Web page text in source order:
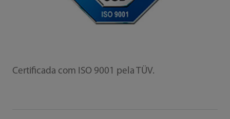
Certificada com ISO 9001 pela TÜV.